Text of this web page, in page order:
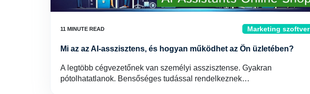
Marketing szoftver
Mi az az AI-asszisztens, és hogyan működhet az Ön üzletében?
A legtöbb cégvezetőnek van személyi asszisztense. Gyakran
pótolhatatlanok. Bensőséges tudással rendelkeznek…